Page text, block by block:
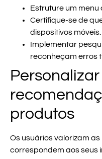
Estruture um menu
Certifique-se de
dispositivos móveis.
Implementar
reconheçam erros
produtos
Os usuários valorizam
correspondem aos seus